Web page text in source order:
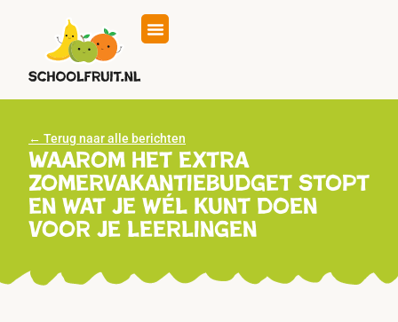
← Terug naar alle berichten
Waarom het extra
zomervakantiebudget stopt
en wat je wél kunt doen
voor je leerlingen